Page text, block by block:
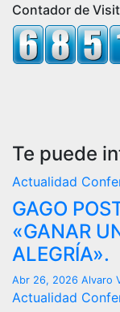
Contador de
Te puede
Actualidad
GAGO
«GANAR
ALEGRÍA».
Abr 26, 2026 Alvaro
Actualidad